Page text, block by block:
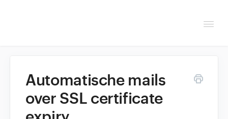
Helpdesk
Optimaliseren & debuggen
Automatische mails
over SSL certificate